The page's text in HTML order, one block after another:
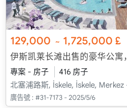
129,000 ~ 1,725,000£
伊斯凯莱长滩出售的豪华公寓
專案 - 房子
416 房子
北塞浦路斯, İskele, İskele,
廣告號 : #31-7173 - 2025/5/6